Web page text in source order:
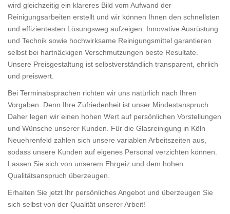
wird gleichzeitig ein klareres Bild vom Aufwand der
Reinigungsarbeiten erstellt und wir können Ihnen den schnellsten
und effizientesten Lösungsweg aufzeigen. Innovative Ausrüstung
und Technik sowie hochwirksame Reinigungsmittel garantieren
selbst bei hartnäckigen Verschmutzungen beste Resultate.
Unsere Preisgestaltung ist selbstverständlich transparent, ehrlich
und preiswert.
Bei Terminabsprachen richten wir uns natürlich nach Ihren
Vorgaben. Denn Ihre Zufriedenheit ist unser Mindestanspruch.
Daher legen wir einen hohen Wert auf persönlichen Vorstellungen
und Wünsche unserer Kunden. Für die Glasreinigung in Köln
Neuehrenfeld zahlen sich unsere variablen Arbeitszeiten aus,
sodass unsere Kunden auf eigenes Personal verzichten können.
Lassen Sie sich von unserem Ehrgeiz und dem hohen
Qualitätsanspruch überzeugen.
Erhalten Sie jetzt Ihr persönliches Angebot und überzeugen Sie
sich selbst von der Qualität unserer Arbeit!